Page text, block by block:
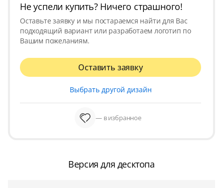
Не успели купить? Ничего страшного!
Оставьте заявку и мы постараемся найти для Вас
подходящий вариант или разработаем логотип по
Вашим пожеланиям.
Оставить заявку
Выбрать другой дизайн
— в избранное
Версия для десктопа